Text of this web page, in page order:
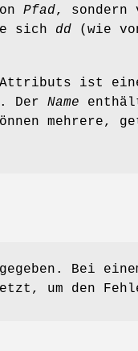
Pfad, sondern
sich dd (wie
Attributs ist
Der Name
mehrere,
Bei
um den